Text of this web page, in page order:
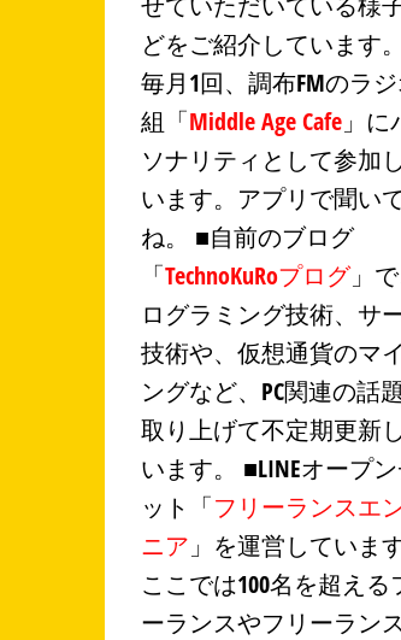
どをご紹介しています
毎月1回、調布FMのラ
組「Middle Age Cafe 」に
ソナリティとして参加
います。アプリで聞い
ね。 ■自前のブログ
「TechnoKuRoプログ」
ログラミング技術、サ
技術や、仮想通貨のマ
ングなど、PC関連の話
取り上げて不定期更新
います。 ■LINEオープ
ット「フリーランスエ
ニア 」を運営しています
ここでは100名を超える
ーランスやフリーラン